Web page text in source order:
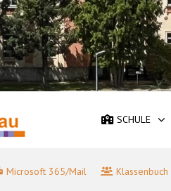
SCHULE
Microsoft 365/Mail Klassenbuch